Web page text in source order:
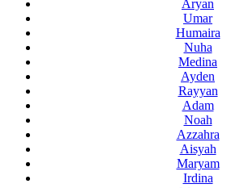
Aryan
Umar
Humaira
Nuha
Medina
Ayden
Rayyan
Adam
Noah
Azzahra
Aisyah
Maryam
Irdina